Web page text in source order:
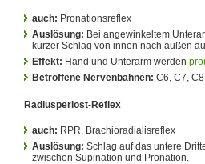
auch: Pronationsreflex
Auslösung: Bei angewinkeltem
kurzer Schlag von innen nach außen
Effekt: Hand und Unterarm werden
Betroffene Nervenbahnen: C6, C7,
Radiusperiost-Reflex
auch: RPR, Brachioradialisreflex
Auslösung: Schlag auf das untere
zwischen Supination und Pronation.